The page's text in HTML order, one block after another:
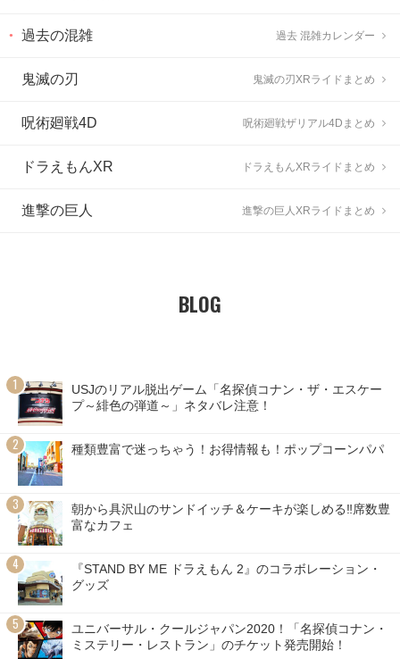
過去の混雑 過去 混雑カレンダー
鬼滅の刃 鬼滅の刃XRライドまとめ
呪術廻戦4D 呪術廻戦ザリアル4Dまとめ
ドラえもんXR ドラえもんXRライドまとめ
進撃の巨人 進撃の巨人XRライドまとめ
BLOG
USJのリアル脱出ゲーム「名探偵コナン・ザ・エスケー
プ～緋色の弾道～」ネタバレ注意！
種類豊富で迷っちゃう！お得情報も！ポップコーンパパ
朝から具沢山のサンドイッチ＆ケーキが楽しめる‼席数豊
富なカフェ
『STAND BY ME ドラえもん 2』のコラボレーション・
グッズ
ユニバーサル・クールジャパン2020！「名探偵コナン・
ミステリー・レストラン」のチケット発売開始！